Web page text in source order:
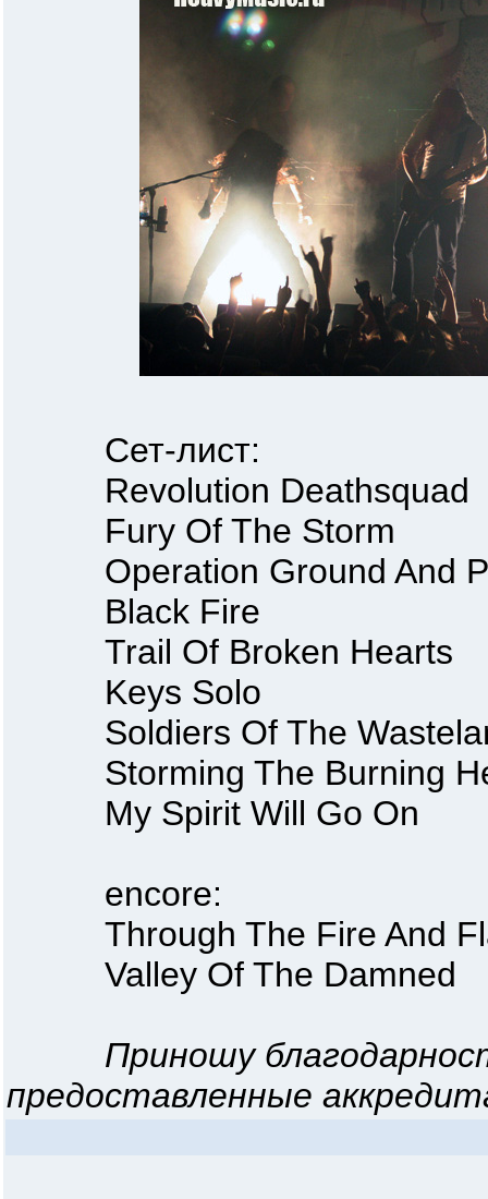
Сет-лист:
Revolution Deathsquad
Fury Of The Storm
Operation Ground And
Black Fire
Trail Of Broken Hearts
Keys Solo
Soldiers Of The
Storming The Burning
My Spirit Will Go On
encore:
Through The Fire And
Valley Of The Damned
Приношу
предоставленные